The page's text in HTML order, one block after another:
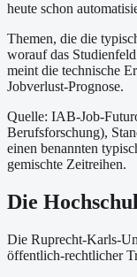
heute schon
Themen, die die
worauf das
meint die technische
Jobverlust-Prognose.
Quelle: IAB-Job-
Berufsforschung),
einen benannten
gemischte Zeitreihen.
Die
Die Ruprecht-Karls-
öffentlich-rechtlicher